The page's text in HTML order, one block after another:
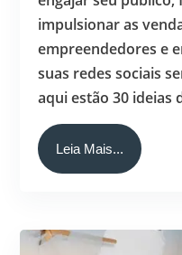
impulsionar as
empreendedores e
suas redes sociais
aqui estão 30 ideias
Leia Mais...